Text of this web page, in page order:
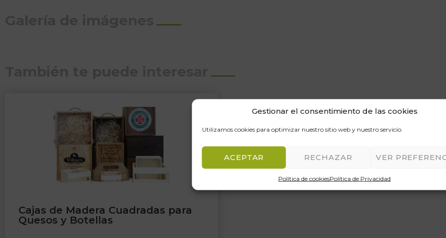
Gestionar el consentimiento de las cookies
Utilizamos cookies para optimizar nuestro sitio web y nuestro servicio.
ACEPTAR RECHAZAR VER
Política de cookiesPolítica de Privacidad
Cajas de Madera Cuadradas para
Quesos y Botellas